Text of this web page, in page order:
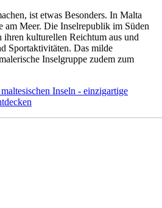
ist etwas Besonders. In Malta
am Meer. Die Inselrepublik im Süden
ihren kulturellen Reichtum aus und
Sportaktivitäten. Das milde
Inselgruppe zudem zum
Inseln - einzigartige